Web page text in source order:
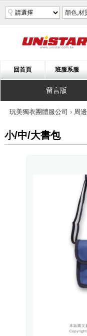
回首頁 班服系服
留言版
玩美獨衣團體服公司 › 周
小/中/大書包